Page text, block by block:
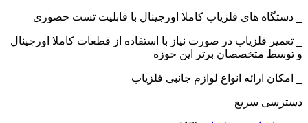
_ دستگاه های فلزیاب کاملا اورجینال با قابلیت تست حضوری
_ تعمیر فلزیاب در صورت نیاز با استفاده از قطعات کاملا اورجینال
و توسط متخصصان برتر این حوزه
_ امکان ارائه انواع لوازم جانبی فلزیاب
دسترسی سریع